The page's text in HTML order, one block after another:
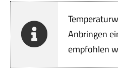
Anbringen
empfohlen